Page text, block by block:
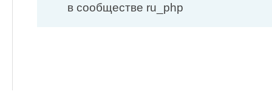
в сообществе ru_php